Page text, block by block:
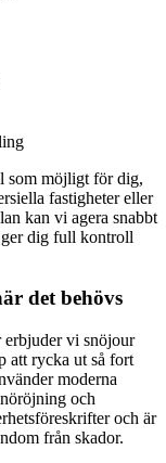
som möjligt för dig,
fastigheter eller
kan vi agera snabbt
dig full kontroll
det behövs
erbjuder vi snöjour
att rycka ut så fort
moderna
och
och är
från skador.